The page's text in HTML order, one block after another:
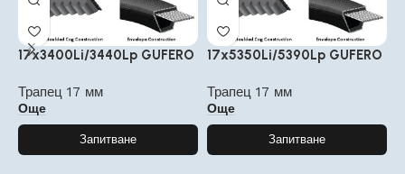
17x3400Li/3440Lp GUFERO
Трапец 17 мм
Още
Запитване
17x5350Li/5390Lp GUFERO
Трапец 17 мм
Още
Запитване